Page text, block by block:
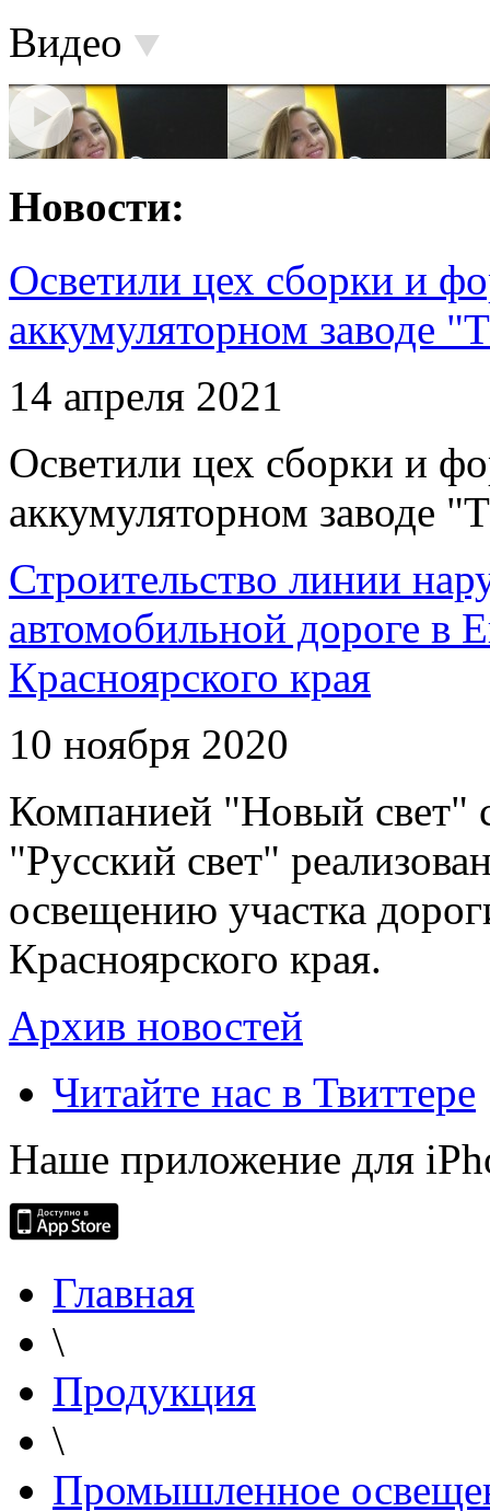
Видео
Новости:
Осветили цех сборки и
аккумуляторном заводе
14 апреля 2021
Осветили цех сборки и
аккумуляторном заводе
Строительство линии
автомобильной дороге в
Красноярского края
10 ноября 2020
Компанией "Новый свет"
"Русский свет"
освещению участка
Красноярского края.
Архив новостей
Читайте нас в Твиттере
Наше приложение для
Главная
\
Продукция
\
Промышленное